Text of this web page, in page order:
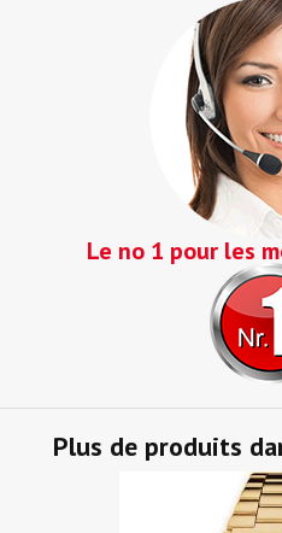
Le no 1 pour les
Plus de produits